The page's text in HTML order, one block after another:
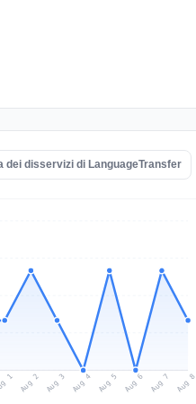
dei disservizi di LanguageTransfer
1 Aug 2 Aug 3 Aug 4 Aug 5 Aug 6 Aug 7 Aug 8